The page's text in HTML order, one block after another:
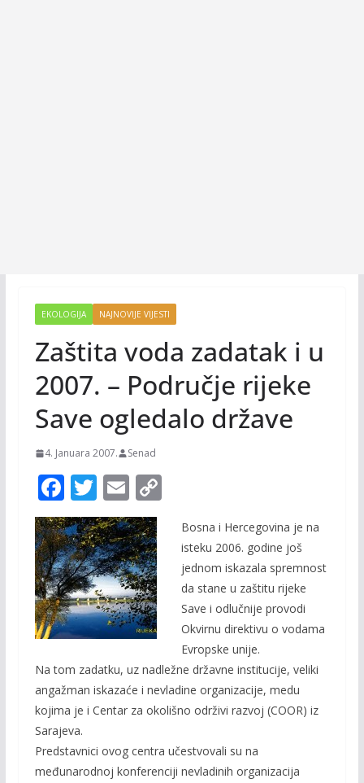
EKOLOGIJA NAJNOVIJE VIJESTI
Zaštita voda zadatak i u
2007. – Područje rijeke
Save ogledalo države
4. Januara 2007. Senad
F
ac
e
b
o
o
k
T
w
itt
er
E
m
ai
l
C
Bosna i Hercegovina je na
isteku 2006. godine još
jednom iskazala spremnost
da stane u zaštitu rijeke
Save i odlučnije provodi
Okvirnu direktivu o vodama
Evropske unije.
Na tom zadatku, uz nadležne državne institucije, veliki
angažman iskazaće i nevladine organizacije, medu
kojima je i Centar za okolišno održivi razvoj (COOR) iz
Sarajeva.
Predstavnici ovog centra učestvovali su na
međunarodnoj konferenciji nevladinih organizacija